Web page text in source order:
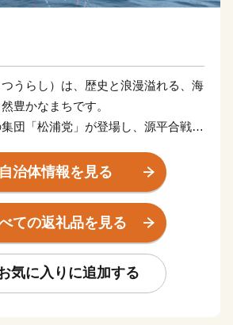
うらし）は、歴史と浪漫溢れる、海
豊かなまちです。
団「松浦党」が登場し、源平合戦や
神崎遺跡」は、海底遺跡としては、
に指定されています。
ちから成る松浦市は、日本有数の漁
バのほかにマグロやトラフグ、車エ
の日あたりを利用して野菜、果物、
た農産物も豊富です。
自治体情報を見る
ての返礼品を見る
気に入りに追加する